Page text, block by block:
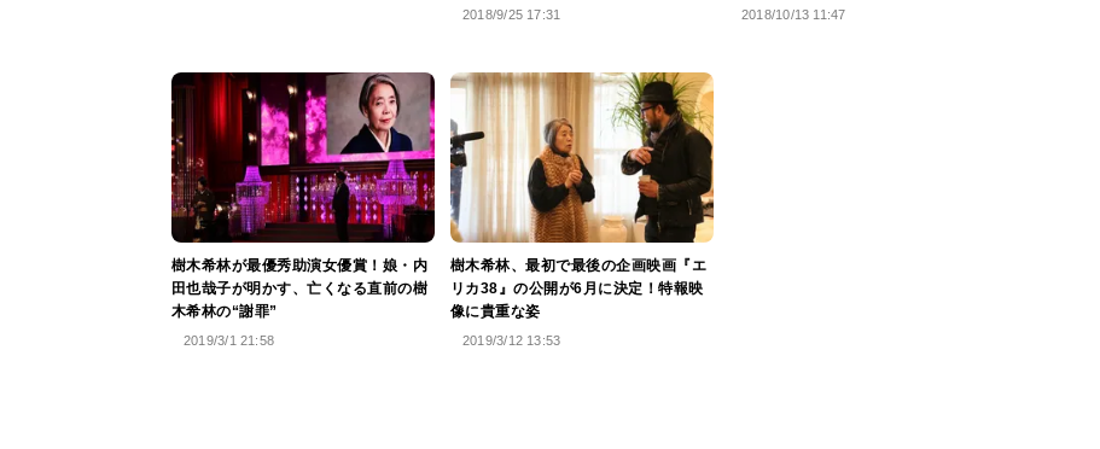
2018/9/25 17:31 2018/10/13 11:47
樹木希林が最優秀助演女優賞！娘・内
田也哉子が明かす、亡くなる直前の樹
木希林の“謝罪”
2019/3/1 21:58
樹木希林、最初で最後の企画映画『エ
リカ38』の公開が6月に決定！特報映
像に貴重な姿
2019/3/12 13:53